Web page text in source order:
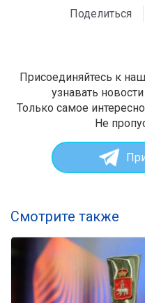
Поделиться
Присоединяйтесь к
узнавать
Только самое
Не
Смотрите также